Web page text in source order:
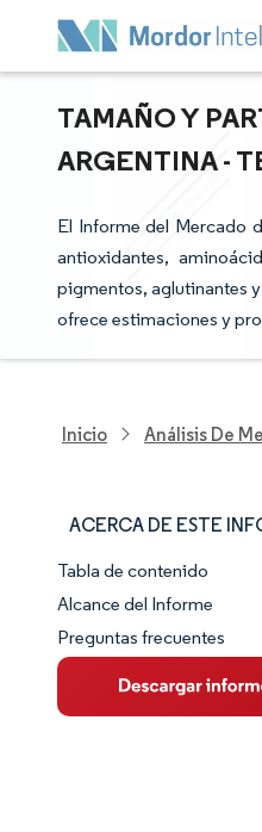
TAMAÑO Y
ARGENTINA -
El Informe del Mercado
antioxidantes,
pigmentos, aglutinantes
ofrece estimaciones y
Inicio Análisis De
ACERCA DE ESTE
Panorama del
Visión General del
Tendencias
Tabla de contenido
Alcance del Informe
Preguntas frecuentes